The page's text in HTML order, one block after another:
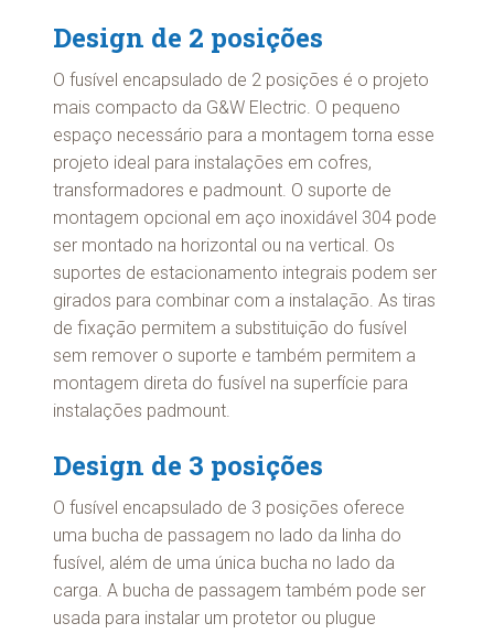
Design de 2 posições
O fusível encapsulado de 2 posições é o projeto
mais compacto da G&W Electric. O pequeno
espaço necessário para a montagem torna esse
projeto ideal para instalações em cofres,
transformadores e padmount. O suporte de
montagem opcional em aço inoxidável 304 pode
ser montado na horizontal ou na vertical. Os
suportes de estacionamento integrais podem ser
girados para combinar com a instalação. As tiras
de fixação permitem a substituição do fusível
sem remover o suporte e também permitem a
montagem direta do fusível na superfície para
instalações padmount.
Design de 3 posições
O fusível encapsulado de 3 posições oferece
uma bucha de passagem no lado da linha do
fusível, além de uma única bucha no lado da
carga. A bucha de passagem também pode ser
usada para instalar um protetor ou plugue